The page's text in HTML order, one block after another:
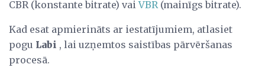
CBR (konstante bitrate) vaiVBR(mainīgs bitrate).
Kad esat apmierināts ar iestatījumiem, atlasiet
pogu Labi , lai uzņemtos saistības pārvēršanas
procesā.